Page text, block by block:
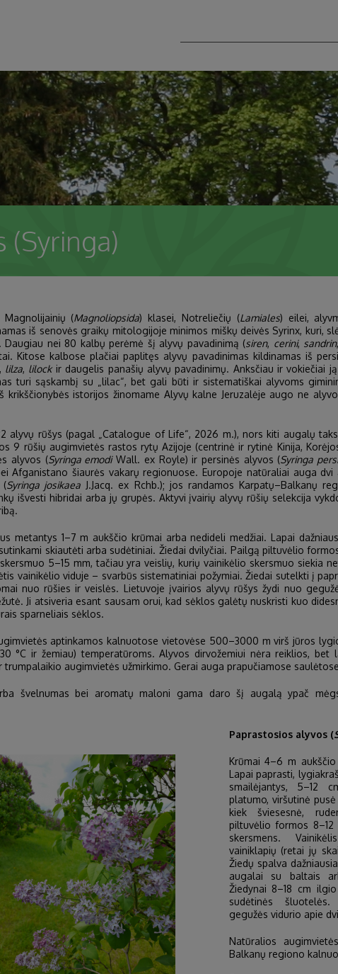
(Syringa)
(Magnoliopsida) klasei, Notreliečių (Lamiales) eilei,
iš senovės graikų mitologijoje minimos miškų deivės Syrinx, kuri,
Daugiau nei 80 kalbų perėmė šį alyvų pavadinimą (siren, cerini, sandrin,
Kitose kalbose plačiai paplitęs alyvų pavadinimas kildinamas iš
lilza, lilockir daugelis panašių alyvų pavadinimų. Anksčiau ir vokiečiai
turi sąskambį su „lilac“, bet gali būti ir sistematiškai alyvoms
krikščionybės istorijos žinomame Alyvų kalne Jeruzalėje augo ne
alyvų rūšys (pagal „Catalogue of Life“, 2026 m.), nors kiti augalų
9 rūšių augimvietės rastos rytų Azijoje (centrinė ir rytinė Kinija,
alyvos (Syringa emodiWall. ex Royle) ir persinės alyvos (Syringa
Afganistano šiaurės vakarų regionuose. Europoje natūraliai auga
(Syringa josikaeaJ.Jacq. ex Rchb.); jos randamos Karpatų–Balkanų
išvesti hibridai arba jų grupės. Aktyvi įvairių alyvų rūšių selekcija
metantys 1–7 m aukščio krūmai arba nedideli medžiai. Lapai
skiautėti arba sudėtiniai. Žiedai dvilyčiai. Pailgą piltuvėlio
5–15 mm, tačiau yra veislių, kurių vainikėlio skersmuo siekia
vainikėlio viduje – svarbūs sistematiniai požymiai. Žiedai sutelkti į
nuo rūšies ir veislės. Lietuvoje įvairios alyvų rūšys žydi nuo
Ji atsiveria esant sausam orui, kad sėklos galėtų nuskristi kuo
sparneliais sėklos.
aptinkamos kalnuotose vietovėse 500–3000 m virš jūros
°C ir žemiau) temperatūroms. Alyvos dirvožemiui nėra reiklios,
augimvietės užmirkimo. Gerai auga prapučiamose
švelnumas bei aromatų maloni gama daro šį augalą ypač
Paprastosios alyvos (
Krūmai 4–6 m
Lapai paprasti,
smailėjantys,
platumo, viršutinė
kiek šviesesnė,
piltuvėlio formos
skersmens.
vainiklapių (retai jų
Žiedų spalva
augalai su baltais
Žiedynai 8–18 cm
sudėtinės
gegužės vidurio apie
Natūralios
Balkanų regiono